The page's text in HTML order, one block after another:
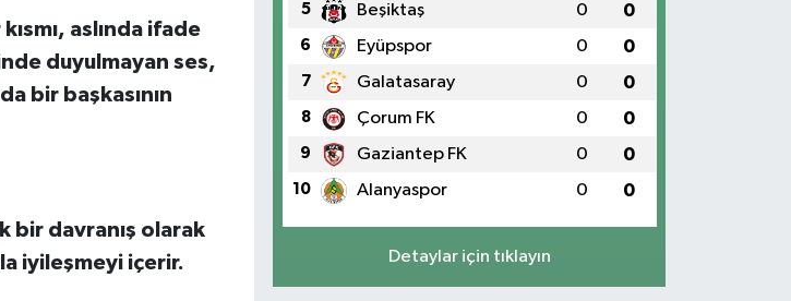
aslında ifade
duyulmayan ses,
bir başkasının
bir davranış olarak
iyileşmeyi içerir.
5 Beşiktaş 0 0
6 Eyüpspor 0 0
7 Galatasaray 0 0
8 Çorum FK 0 0
9 Gaziantep FK 0 0
10 Alanyaspor 0 0
Detaylar için tıklayın